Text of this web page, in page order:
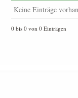
Keine Einträge
0 bis 0 von 0 Einträgen